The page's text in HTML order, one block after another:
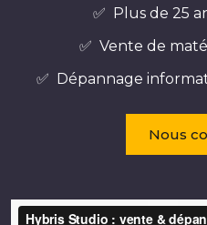
✅ Plus de 25
✅ Vente de
✅ Dépannage
Nous